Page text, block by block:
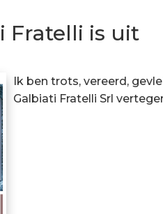
Fratelli is uit
Ik ben trots, vereerd,
Galbiati Fratelli Srl